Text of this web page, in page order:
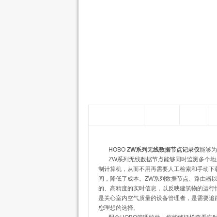
HOBO ZW系列无线数据节点记录仪能够
ZW系列无线数据节点能够同时监测多个地
制计算机，从而不用再需要人工检索和手动
间，降低了成本。ZW系列数据节点、路由器
的、高精度的实时信息，以反映建筑物的运
是关心室内空气质量的设备管理者，是需要
您理想的选择。